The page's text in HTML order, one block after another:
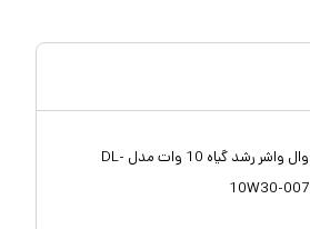
وال واشر رشد گیاه 10 وات مدل DL-
10W30-007